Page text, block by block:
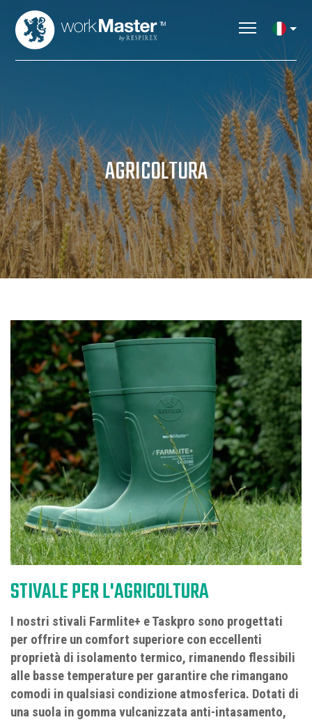
AGRICOLTURA
STIVALE PER L'AGRICOLTURA
I nostri stivali Farmlite+ e Taskpro sono progettati
per offrire un comfort superiore con eccellenti
proprietà di isolamento termico, rimanendo flessibili
alle basse temperature per garantire che rimangano
comodi in qualsiasi condizione atmosferica. Dotati di
una suola in gomma vulcanizzata anti-intasamento,